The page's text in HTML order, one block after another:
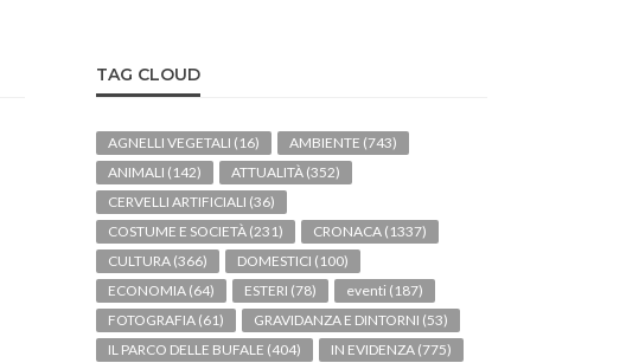
TAG CLOUD
AGNELLI VEGETALI (16) AMBIENTE (743)
ANIMALI (142) ATTUALITÀ (352)
CERVELLI ARTIFICIALI (36)
COSTUME E SOCIETÀ (231) CRONACA (1337)
CULTURA (366) DOMESTICI (100)
ECONOMIA (64) ESTERI (78) eventi (187)
FOTOGRAFIA (61) GRAVIDANZA E DINTORNI (53)
IL PARCO DELLE BUFALE (404) IN EVIDENZA (775)